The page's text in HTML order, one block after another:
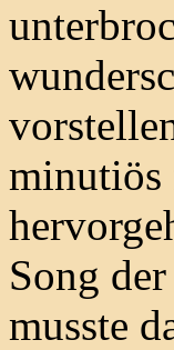
minutiös
Song
musste